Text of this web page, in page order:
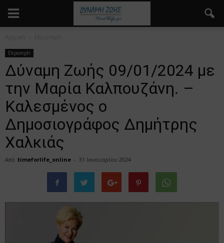
Ekpomph
Δύναμη Ζωής 09/01/2024 με
την Μαρία Καλπουζάνη. –
Καλεσμένος ο
Δημοσιογράφος Δημήτρης
Χαλκιάς
Από timeforlife_online - 31 Ιανουαρίου 2024